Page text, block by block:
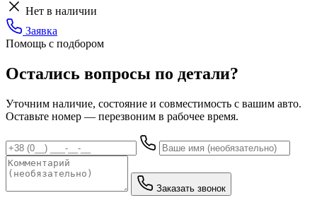
Нет в наличии
Заявка
Помощь с подбором
Остались вопросы по детали?
Уточним наличие, состояние и совместимость с вашим авто.
Оставьте номер — перезвоним в рабочее время.
Заказать звонок